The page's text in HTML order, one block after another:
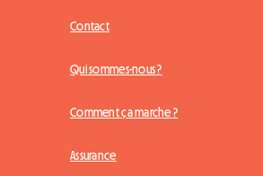
Contact
Qui sommes-nous ?
Comment ça marche ?
Assurance